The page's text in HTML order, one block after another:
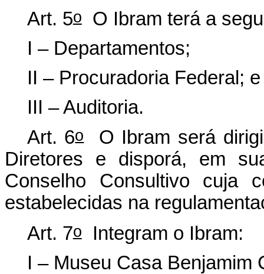
Art. 5oO Ibram terá a
I – Departamentos;
II – Procuradoria Federal; e
III – Auditoria.
Art. 6oO Ibram será
Diretores e disporá, em
Conselho Consultivo cuja
estabelecidas na
Art. 7oIntegram o Ibram:
I – Museu Casa Benjamim